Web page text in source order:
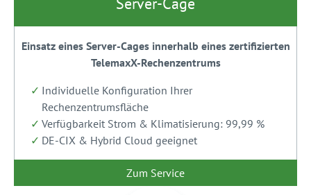
Einsatz eines Server-Cages innerhalb eines zertifizierten
TelemaxX-Rechenzentrums
Individuelle Konfiguration Ihrer
Rechenzentrumsfläche
Verfügbarkeit Strom & Klimatisierung: 99,99 %
DE-CIX & Hybrid Cloud geeignet
Zum Service